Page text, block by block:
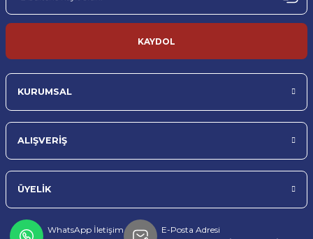
Toptan ve perakende satış imkanı
KURUMSAL
ALIŞVERİŞ
ÜYELİK
WhatsApp İletişim
E-Posta Adresi
KAYDOL